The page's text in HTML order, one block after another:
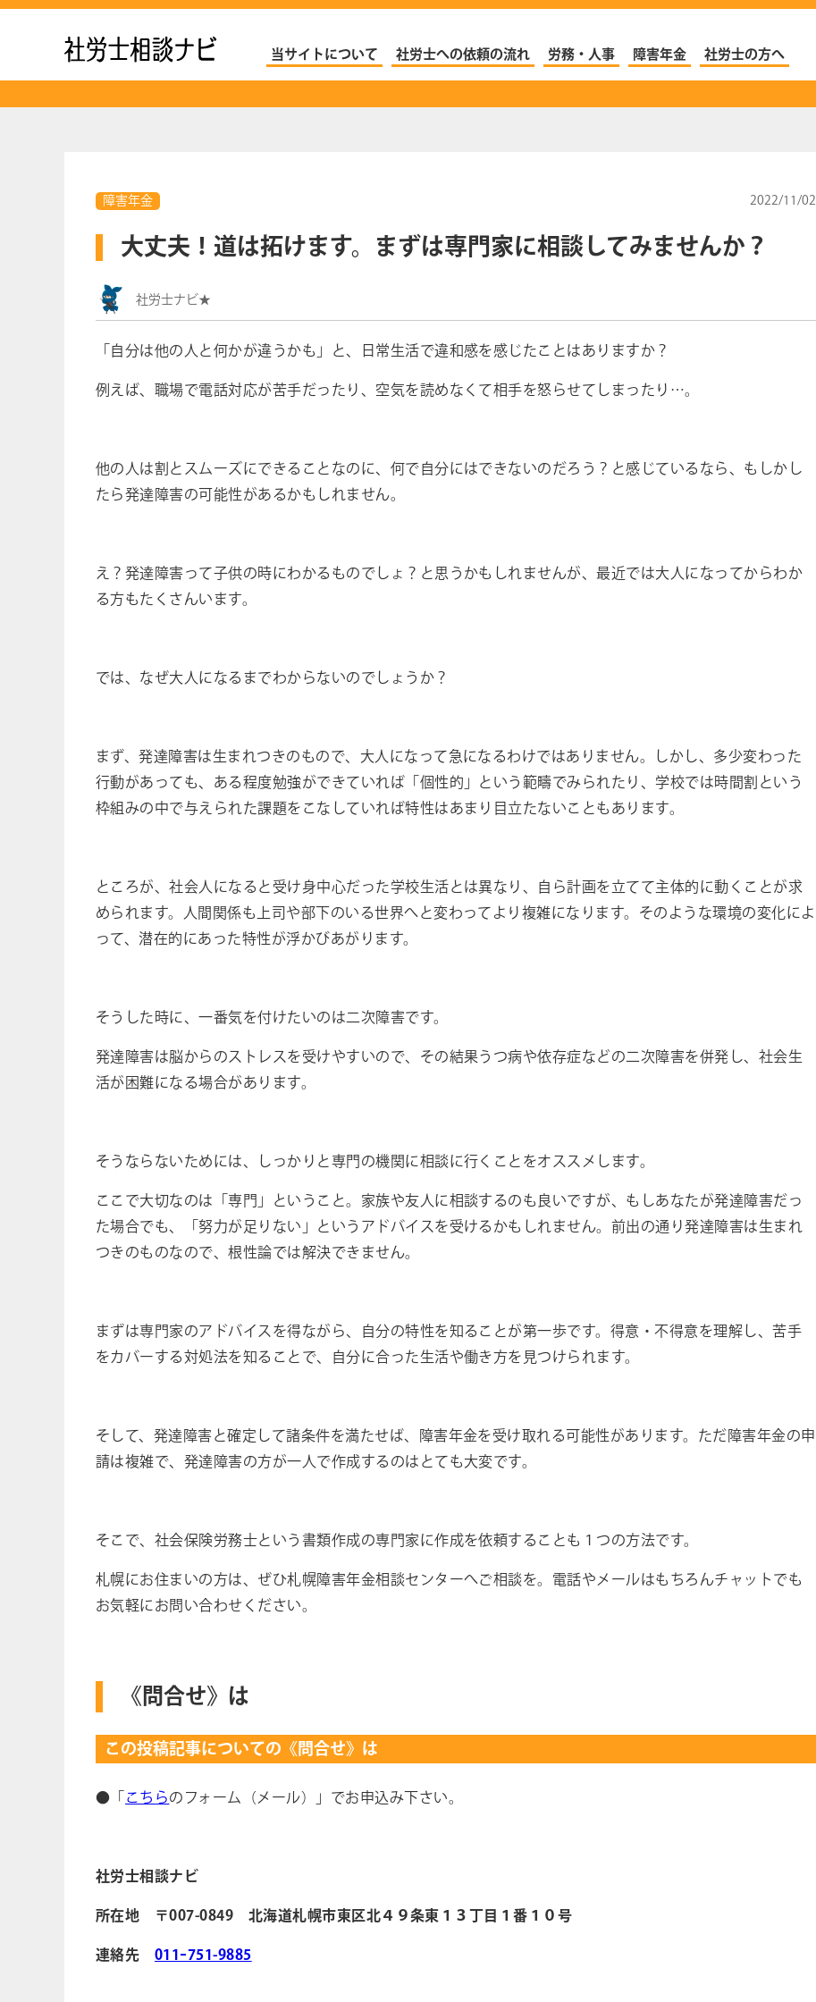
社労士ナビ
当サイトについて 社労士への依頼の流れ 労務・人事 障害年金 社労士の方へ
障害年金 2022/11/02
大丈夫！道は拓けます。まずは専門家に相談してみませんか？
社労士ナビ★
「自分は他の人と何かが違うかも」と、日常生活で違和感を感じたことはありますか？
例えば、職場で電話対応が苦手だったり、空気を読めなくて相手を怒らせてしまったり…。
他の人は割とスムーズにできることなのに、何で自分にはできないのだろう？と感じているなら、もしかし
たら発達障害の可能性があるかもしれません。
え？発達障害って子供の時にわかるものでしょ？と思うかもしれませんが、最近では大人になってからわか
る方もたくさんいます。
では、なぜ大人になるまでわからないのでしょうか？
まず、発達障害は生まれつきのもので、大人になって急になるわけではありません。しかし、多少変わった
行動があっても、ある程度勉強ができていれば「個性的」という範疇でみられたり、学校では時間割という
枠組みの中で与えられた課題をこなしていれば特性はあまり目立たないこともあります。
ところが、社会人になると受け身中心だった学校生活とは異なり、自ら計画を立てて主体的に動くことが求
められます。人間関係も上司や部下のいる世界へと変わってより複雑になります。そのような環境の変化によ
って、潜在的にあった特性が浮かびあがります。
そうした時に、一番気を付けたいのは二次障害です。
発達障害は脳からのストレスを受けやすいので、その結果うつ病や依存症などの二次障害を併発し、社会生
活が困難になる場合があります。
そうならないためには、しっかりと専門の機関に相談に行くことをオススメします。
ここで大切なのは「専門」ということ。家族や友人に相談するのも良いですが、もしあなたが発達障害だっ
た場合でも、「努力が足りない」というアドバイスを受けるかもしれません。前出の通り発達障害は生まれ
つきのものなので、根性論では解決できません。
まずは専門家のアドバイスを得ながら、自分の特性を知ることが第一歩です。得意・不得意を理解し、苦手
をカバーする対処法を知ることで、自分に合った生活や働き方を見つけられます。
そして、発達障害と確定して諸条件を満たせば、障害年金を受け取れる可能性があります。ただ障害年金の申
請は複雑で、発達障害の方が一人で作成するのはとても大変です。
そこで、社会保険労務士という書類作成の専門家に作成を依頼することも１つの方法です。
札幌にお住まいの方は、ぜひ札幌障害年金相談センターへご相談を。電話やメールはもちろんチャットでも
お気軽にお問い合わせください。
《問合せ》は
この投稿記事についての《問合せ》は
●「 こちらのフォーム（メール）」でお申込み下さい。
社労士相談ナビ
所在地 〒007-0849 北海道札幌市東区北４９条東１３丁目１番１０号
連絡先 011ｰ751-9885